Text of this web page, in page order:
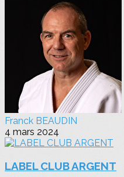
Franck BEAUDIN
4 mars 2024
LABEL CLUB ARGENT